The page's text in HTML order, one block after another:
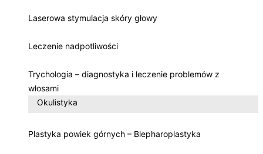
Laserowa stymulacja skóry głowy
Leczenie nadpotliwości
Trychologia – diagnostyka i leczenie problemów z
włosami
Okulistyka
Plastyka powiek górnych – Blepharoplastyka